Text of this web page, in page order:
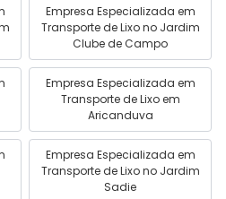
Empresa Especializada em
Transporte de Lixo no Jardim
Clube de Campo
Empresa Especializada em
Transporte de Lixo em
Aricanduva
Empresa Especializada em
Transporte de Lixo no Jardim
Sadie